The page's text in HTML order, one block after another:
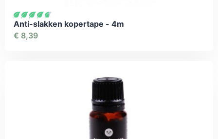
Anti-slakken kopertape - 4m
€ 8,39